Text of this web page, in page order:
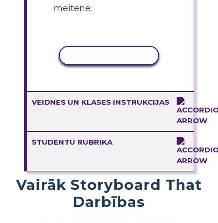
meitene.
VEIDNES UN KLASES INSTRUKCIJAS
STUDENTU RUBRIKA
Vairāk Storyboard That
Darbības